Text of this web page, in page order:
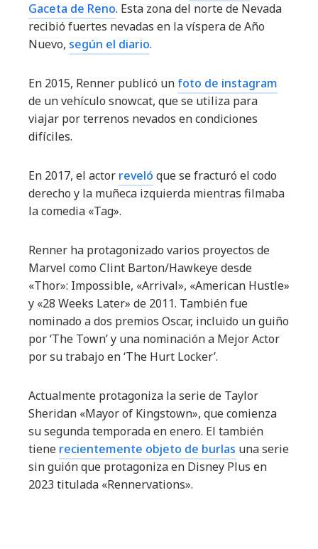
Gaceta de Reno. Esta zona del norte de Nevada
recibió fuertes nevadas en la víspera de Año
Nuevo, según el diario.
En 2015, Renner publicó un foto de instagram
de un vehículo snowcat, que se utiliza para
viajar por terrenos nevados en condiciones
difíciles.
En 2017, el actor reveló que se fracturó el codo
derecho y la muñeca izquierda mientras filmaba
la comedia «Tag».
Renner ha protagonizado varios proyectos de
Marvel como Clint Barton/Hawkeye desde
«Thor»: Impossible, «Arrival», «American Hustle»
y «28 Weeks Later» de 2011. También fue
nominado a dos premios Oscar, incluido un guiño
por ‘The Town’ y una nominación a Mejor Actor
por su trabajo en ‘The Hurt Locker’.
Actualmente protagoniza la serie de Taylor
Sheridan «Mayor of Kingstown», que comienza
su segunda temporada en enero. El también
tiene recientemente objeto de burlas una serie
sin guión que protagoniza en Disney Plus en
2023 titulada «Rennervations».